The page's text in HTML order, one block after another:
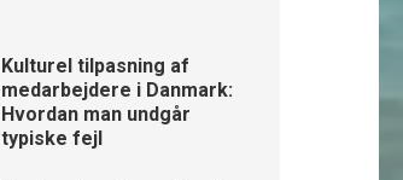
Kulturel tilpasning af
medarbejdere i Danmark:
Hvordan man undgår
typiske fejl